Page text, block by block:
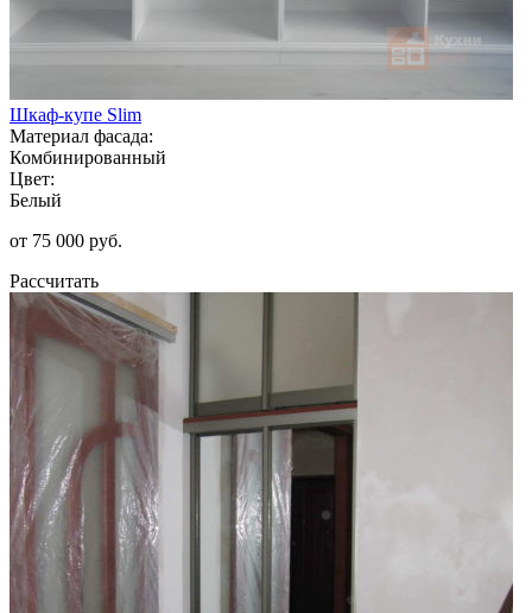
Шкаф-купе Slim
Материал фасада:
Комбинированный
Цвет:
Белый
от 75 000 руб.
Рассчитать